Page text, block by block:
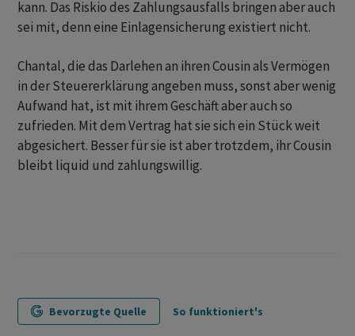
kann. Das Riskio des Zahlungsausfalls bringen aber auch
sei mit, denn eine Einlagensicherung existiert nicht.
Chantal, die das Darlehen an ihren Cousin als Vermögen
in der Steuererklärung angeben muss, sonst aber wenig
Aufwand hat, ist mit ihrem Geschäft aber auch so
zufrieden. Mit dem Vertrag hat sie sich ein Stück weit
abgesichert. Besser für sie ist aber trotzdem, ihr Cousin
bleibt liquid und zahlungswillig.
Bevorzugte Quelle So funktioniert's